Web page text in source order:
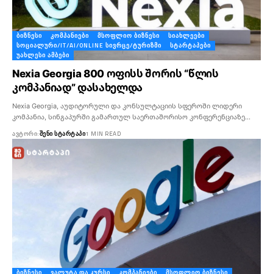
ᲑᲘᲖᲜᲔᲡᲘ ᲙᲝᲛᲞᲐᲜᲘᲔᲑᲘ ᲛᲡᲝᲤᲚᲘᲝ ᲑᲘᲖᲜᲔᲡᲘ
ᲡᲘᲐᲮᲚᲔᲔᲑᲘ
ᲡᲝᲪᲘᲐᲚᲣᲠᲘ/IT/AI/ONLINE ᲡᲘᲕᲠᲪᲔ/ᲢᲣᲠᲘᲖᲛᲘ
ᲡᲢᲐᲠᲢᲐᲞᲔᲑᲘ
ᲣᲐᲮᲚᲔᲡᲘ ᲐᲛᲑᲔᲑᲘ
Nexia Georgia 800 ოფისს შორის “წლის
კომპანიად” დასახელდა
Nexia Georgia, აუდიტორული და კონსულტაციის სფეროში ლიდერი
კომპანია, სინგაპურში გამართულ საერთაშორისო კონფერენციაზე…
ᲐᲕᲢᲝᲠᲘ:ᲨᲔᲜᲘ ᲡᲢᲐᲠᲢᲐᲞᲘ1 MIN READ